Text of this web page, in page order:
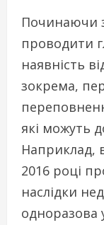
Починаючи
проводити
наявність
зокрема,
які можуть
Наприклад,
2016 році
наслідки
одноразова